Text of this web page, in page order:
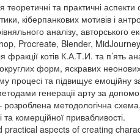
теоретичні та практичні
кіберпанкових мотивів і
аналізу, авторського
Procreate, Blender,
фракції котів К.А.Т.И. та п’ять
форм, яскравих неонових
процесі та підвищує емоційну
генерації арту за
розроблена методологічна
та комерційної привабливості.
aspects of creating